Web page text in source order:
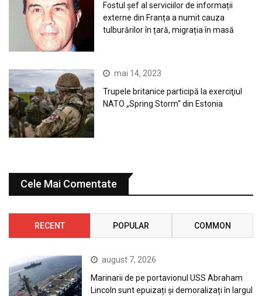
Fostul șef al serviciilor de informații
externe din Franța a numit cauza
tulburărilor în țară, migrația în masă
mai 14, 2023
Trupele britanice participă la exerciţiul
NATO „Spring Storm“ din Estonia
Cele Mai Comentate
RECENT POPULAR COMMON
august 7, 2026
Marinarii de pe portavionul USS Abraham
Lincoln sunt epuizați și demoralizați în largul